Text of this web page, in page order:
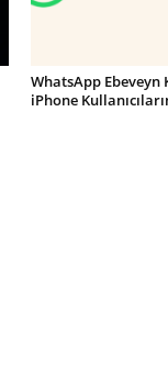
WhatsApp Ebeveyn
iPhone